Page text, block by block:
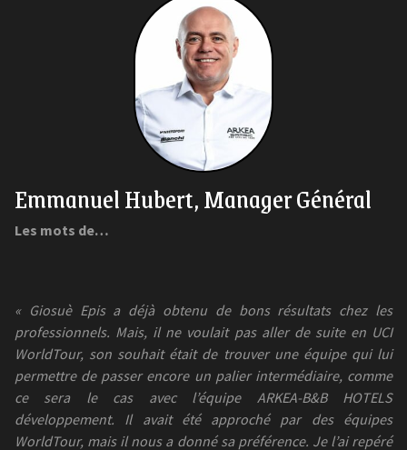
Emmanuel Hubert, Manager Général
Les mots de…
« Giosuè Epis a déjà obtenu de bons résultats chez les
professionnels. Mais, il ne voulait pas aller de suite en UCI
WorldTour, son souhait était de trouver une équipe qui lui
permettre de passer encore un palier intermédiaire, comme
ce sera le cas avec l’équipe ARKEA-B&B HOTELS
développement. Il avait été approché par des équipes
WorldTour, mais il nous a donné sa préférence. Je l’ai repéré